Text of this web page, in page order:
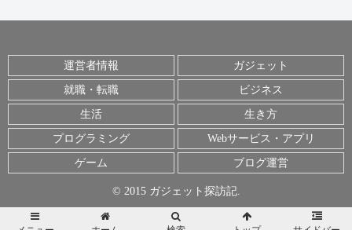
運営者情報 ガジェット
就職・転職 ビジネス
生活 生き方
プログラミング Webサービス・アプリ
ゲーム ブログ運営
© 2015 ガジェット探訪記.